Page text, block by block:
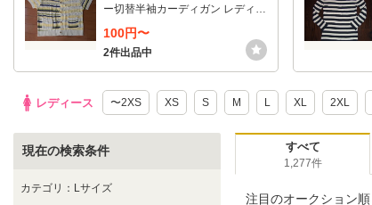
ー切替半袖カーディガン レディー
100円〜
2件出品中
レディース 〜2XS XS S M L XL 2XL
現在の検索条件
カテゴリ：Lサイズ
すべて
1,277件
注目のオークション順